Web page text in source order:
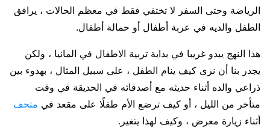
الرياضة وحتى السفر لا تختفي فقط في معظم الحالات ، يرافق
الطفل والديه في عربة أطفال أو حمالة أطفال.
هذا النهج يبدو غريبا في بداية تربية الاطفال في المانيا ، ولكن
يجدر بنا أن نرى كيف ينام الطفل ، على سبيل المثال ، بهدوء بين
ذراعي والده أثناء حديثه مع أصدقائه في الحديقة في وقت
متأخر من الليل ، أو كيف ترضع الأم طفلًا على مقعد في متحف
أثناء زيارة معرض ، وكيف لهذا يتغير.